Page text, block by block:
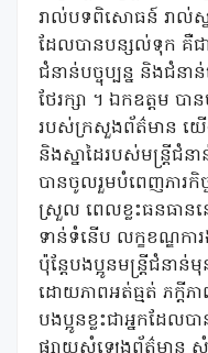
រាល់បទពិសោធន៍ រាល់ស្ន
ដែលបានបន្សល់ទុក គឺជា
ជំនាន់បច្ចុប្បន្ន និងជំន
ថែរក្សា ។ ឯកឧត្តម បា
របស់ក្រសួងព័ត៌មាន យើ
និងស្នាដៃរបស់មន្ត្រីជំ
បានចូលរួមបំពេញភារកិ
ស្រួល ពេលខ្លះធនធានន
ទាន់ទំនើប លក្ខខណ្ឌការ
ប៉ុន្តែបងប្អូនមន្ត្រីជំនា
ដោយភាពអត់ធ្មត់ ភក្តីភ
បងប្អូនខ្លះជាអ្នកដែលប